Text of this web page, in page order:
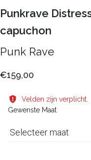
Punkrave
capuchon
Punk Rave
€159,00
Velden zijn verplicht.
Gewenste Maat
Selecteer maat